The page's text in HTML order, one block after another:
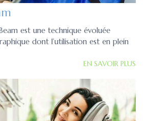
est une technique évoluée
dont l’utilisation est en plein
EN SAVOIR PLUS